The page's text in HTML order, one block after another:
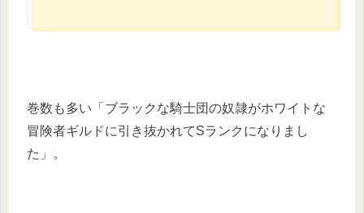
巻数も多い「ブラックな騎士団の奴隷がホワイトな
冒険者ギルドに引き抜かれてSランクになりまし
た」。